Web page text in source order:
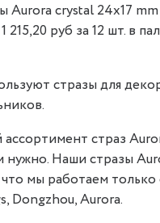
Aurora crystal 24x17
215,20 руб за 12 шт. в
стразы для
страз
нужно. Наши стразы
мы работаем
Dongzhou, Aurora.